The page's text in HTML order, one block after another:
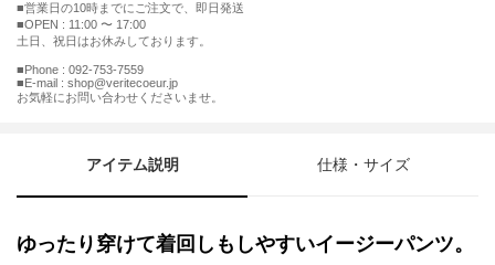
■営業日の10時までにご注文で、即日発送
■OPEN : 11:00 〜 17:00
土日、祝日はお休みしております。
■Phone : 092-753-7559
■E-mail : shop@veritecoeur.jp
お気軽にお問い合わせくださいませ。
アイテム説明 仕様・サイズ
ゆったり穿けて着回しもしやすいイージーパンツ。